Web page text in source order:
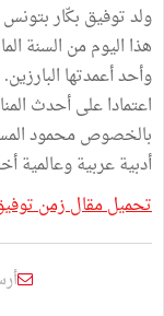
هذا اليوم من السنة
وأحد أعمدتها
اعتمادا على أحدث
بالخصوص محمود
أدبية عربية وعالمية
تحميل مقال زمن